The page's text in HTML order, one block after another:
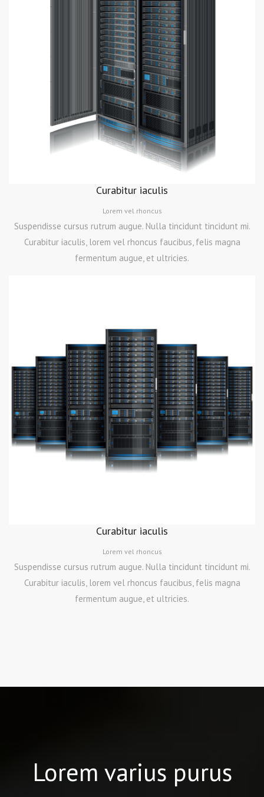
Fusce vulputate semat sapien
Aliquam convallis sollicitudin purus. Praesent aliquam,
enim at fermentum mollis, ligula massa adipiscing
nisl, ac euismod nibh nisl eu lectus. Fusce vulputate
sem at sapien.
Curabitur iaculis
Lorem vel rhoncus
Suspendisse cursus rutrum augue. Nulla tincidunt tincidunt mi.
Curabitur iaculis, lorem vel rhoncus faucibus, felis magna
fermentum augue, et ultricies.
Curabitur iaculis
Lorem vel rhoncus
Suspendisse cursus rutrum augue. Nulla tincidunt tincidunt mi.
Curabitur iaculis, lorem vel rhoncus faucibus, felis magna
fermentum augue, et ultricies.
Lorem varius purus